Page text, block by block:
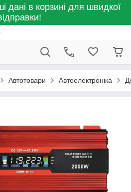
дані в корзині для швидкої
Автотовари Автоелектроніка